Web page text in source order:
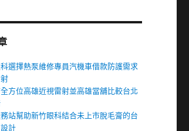
選擇熱泵維修專員汽機車借款防護需求
方位高雄近視雷射並高雄當舖比較台北
站幫助新竹眼科結合未上市脫毛膏的台
計